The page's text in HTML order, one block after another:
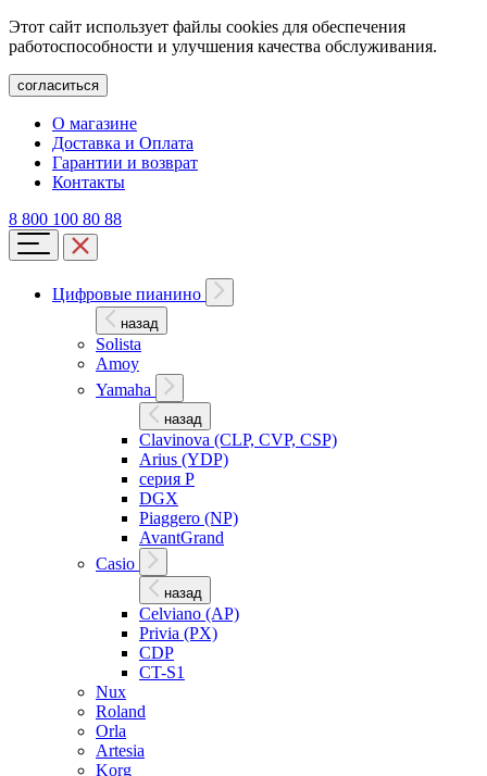
Этот сайт использует файлы cookies для обеспечения
работоспособности и улучшения качества обслуживания.
согласиться
О магазине
Доставка и Оплата
Гарантии и возврат
Контакты
8 800 100 80 88
Цифровые пианино
назад
Solista
Amoy
Yamaha
назад
Clavinova (CLP, CVP, CSP)
Arius (YDP)
серия P
DGX
Piaggero (NP)
AvantGrand
Casio
назад
Celviano (AP)
Privia (PX)
CDP
CT-S1
Nux
Roland
Orla
Artesia
Korg